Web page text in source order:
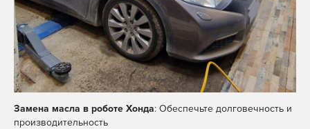
Замена масла в роботе Хонда: Обеспечьте долговечность и
производительность